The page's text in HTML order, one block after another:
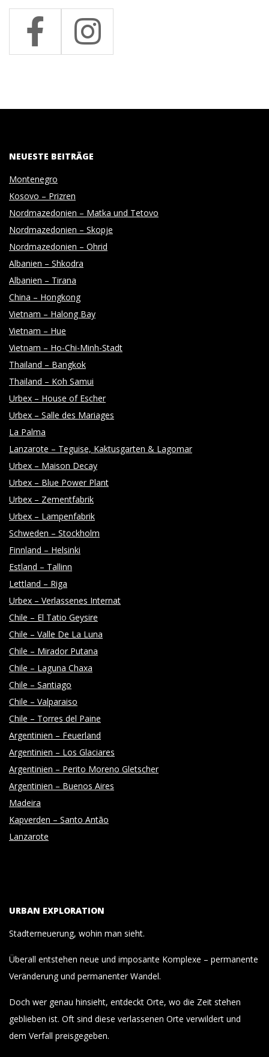
NEUESTE BEITRÄGE
Montenegro
Kosovo – Prizren
Nordmazedonien – Matka und Tetovo
Nordmazedonien – Skopje
Nordmazedonien – Ohrid
Albanien – Shkodra
Albanien – Tirana
China – Hongkong
Vietnam – Halong Bay
Vietnam – Hue
Vietnam – Ho-Chi-Minh-Stadt
Thailand – Bangkok
Thailand – Koh Samui
Urbex – House of Escher
Urbex – Salle des Mariages
La Palma
Lanzarote – Teguise, Kaktusgarten & Lagomar
Urbex – Maison Decay
Urbex – Blue Power Plant
Urbex – Zementfabrik
Urbex – Lampenfabrik
Schweden – Stockholm
Finnland – Helsinki
Estland – Tallinn
Lettland – Riga
Urbex – Verlassenes Internat
Chile – El Tatio Geysire
Chile – Valle De La Luna
Chile – Mirador Putana
Chile – Laguna Chaxa
Chile – Santiago
Chile – Valparaiso
Chile – Torres del Paine
Argentinien – Feuerland
Argentinien – Los Glaciares
Argentinien – Perito Moreno Gletscher
Argentinien – Buenos Aires
Madeira
Kapverden – Santo Antão
Lanzarote
URBAN EXPLORATION
Stadterneuerung, wohin man sieht.
Überall entstehen neue und imposante Komplexe – permanente
Veränderung und permanenter Wandel.
Doch wer genau hinsieht, entdeckt Orte, wo die Zeit stehen
geblieben ist. Oft sind diese verlassenen Orte verwildert und
dem Verfall preisgegeben.